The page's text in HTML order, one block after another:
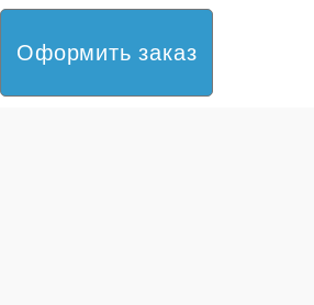
Оформить заказ